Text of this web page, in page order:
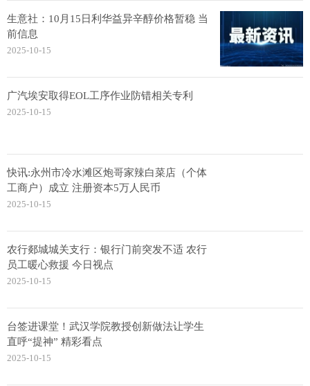
生意社：10月15日利华益异辛醇价格暂稳 当
前信息
2025-10-15
广汽埃安取得EOL工序作业防错相关专利
2025-10-15
快讯:永州市冷水滩区炮哥家辣白菜店（个体
工商户）成立 注册资本5万人民币
2025-10-15
农行郯城城关支行：银行门前突发不适 农行
员工暖心救援 今日视点
2025-10-15
台签进课堂！武汉学院教授创新做法让学生
直呼“提神” 精彩看点
2025-10-15